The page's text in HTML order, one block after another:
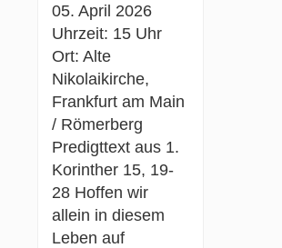
05. April 2026
Uhrzeit: 15 Uhr
Ort: Alte
Nikolaikirche,
Frankfurt am Main
/ Römerberg
Predigttext aus 1.
Korinther 15, 19-
28 Hoffen wir
allein in diesem
Leben auf